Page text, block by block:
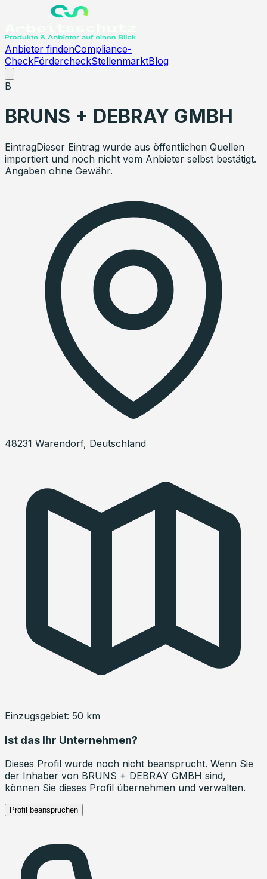
Anbieter findenCompliance-
CheckFördercheckStellenmarktBlog
B
BRUNS + DEBRAY GMBH
EintragDieser Eintrag wurde aus öffentlichen Quellen
importiert und noch nicht vom Anbieter selbst bestätigt.
Angaben ohne Gewähr.
48231 Warendorf, Deutschland
Einzugsgebiet: 50 km
Ist das Ihr Unternehmen?
Dieses Profil wurde noch nicht beansprucht. Wenn Sie
der Inhaber von BRUNS + DEBRAY GMBH sind,
können Sie dieses Profil übernehmen und verwalten.
Profil beanspruchen